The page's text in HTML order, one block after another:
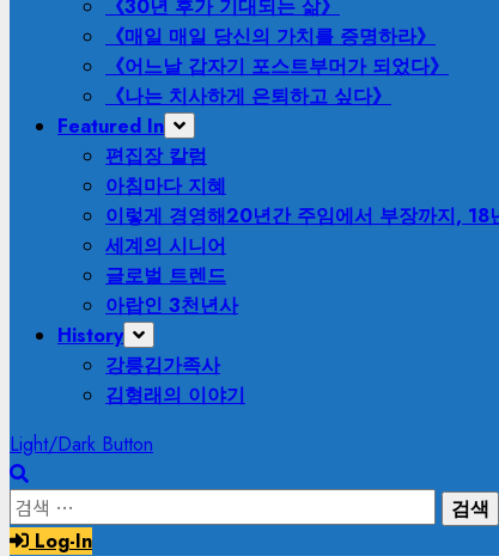
《30년 후가 기대되는 삶》
《매일 매일 당신의 가치를 증명하라》
《어느날 갑자기 포스트부머가 되었다》
《나는 치사하게 은퇴하고 싶다》
Featured In
편집장 칼럼
아침마다 지혜
이렇게 경영해20년간 주임에서 부장까지, 18
세계의 시니어
글로벌 트렌드
아랍인 3천년사
History
강릉김가족사
김형래의 이야기
Light/Dark Button
검
색:Log-In